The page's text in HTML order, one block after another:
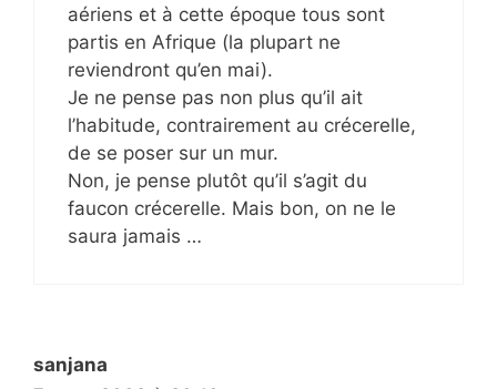
aériens et à cette époque tous sont
partis en Afrique (la plupart ne
reviendront qu’en mai).
Je ne pense pas non plus qu’il ait
l’habitude, contrairement au crécerelle,
de se poser sur un mur.
Non, je pense plutôt qu’il s’agit du
faucon crécerelle. Mais bon, on ne le
saura jamais …
sanjana